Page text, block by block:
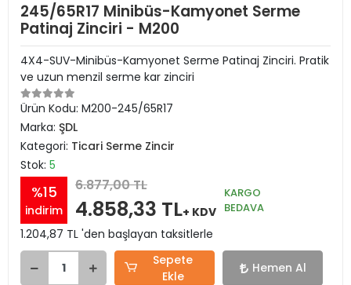
245/65R17 Minibüs-Kamyonet Serme
Patinaj Zinciri - M200
4X4-SUV-Minibüs-Kamyonet Serme Patinaj Zinciri. Pratik
ve uzun menzil serme kar zinciri
Ürün Kodu: M200-245/65R17
Marka: ŞDL
Kategori: Ticari Serme Zincir
Stok: 5
%15
indirim
6.877,00 TL
4.858,33 TL+ KDV
KARGO
BEDAVA
1.204,87 TL 'den başlayan taksitlerle
Sepete
Ekle
Hemen Al